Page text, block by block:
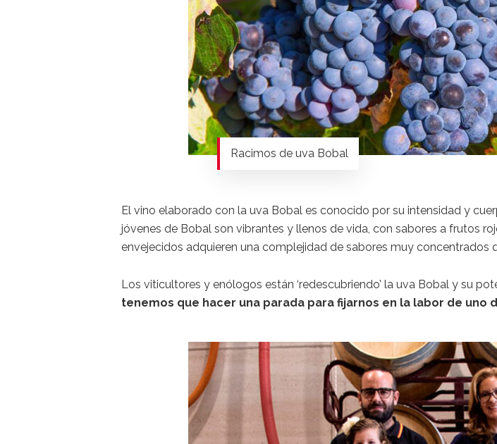
Racimos de uva Bobal
El vino elaborado con la uva Bobal es conocido por su intensidad y
jóvenes de Bobal son vibrantes y llenos de vida, con sabores a frutos
envejecidos adquieren una complejidad de sabores muy concentrados
Los viticultores y enólogos están ‘redescubriendo’ la uva Bobal y su
tenemos que hacer una parada para fijarnos en la labor de